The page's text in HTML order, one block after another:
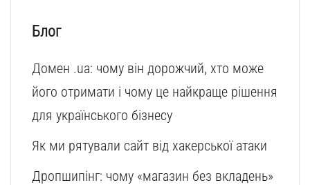
Блог
Домен .ua: чому він дорожчий, хто може
його отримати і чому це найкраще рішення
для українського бізнесу
Як ми рятували сайт від хакерської атаки
Дропшипінг: чому «магазин без вкладень»